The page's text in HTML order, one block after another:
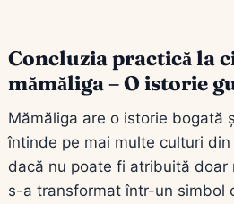
Concluzia practică la
mămăliga – O istorie
Mămăliga are o istorie bogată
întinde pe mai multe culturi
dacă nu poate fi atribuită doar
s-a transformat într-un simbol